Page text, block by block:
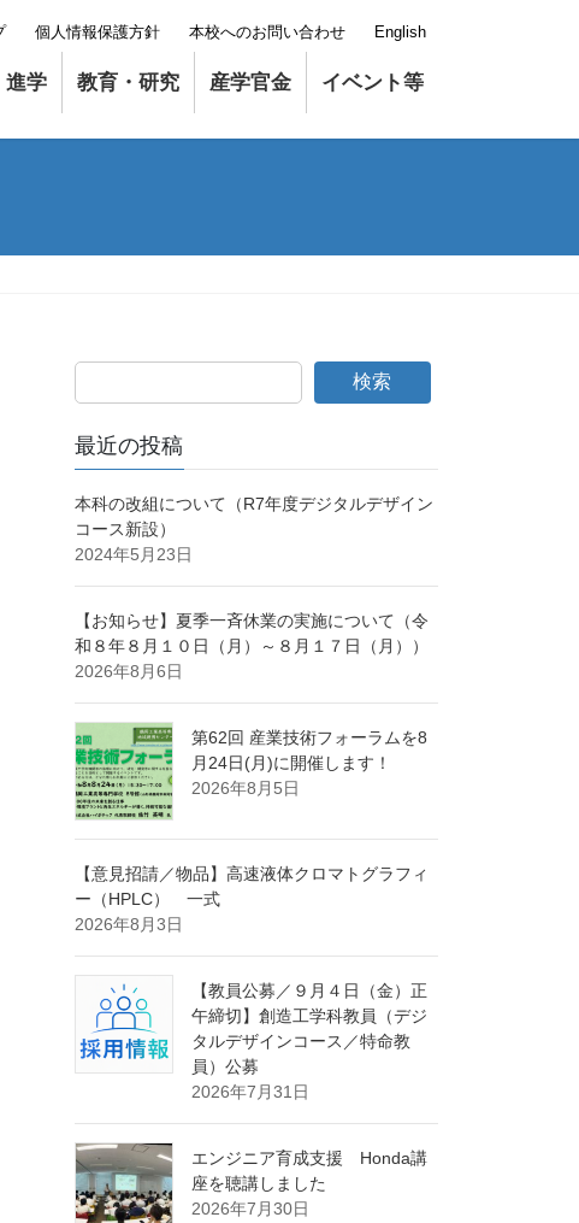
個人情報保護方針 本校へのお問い合わせ English
進学 教育・研究 産学官金 イベント等
検索
最近の投稿
本科の改組について（R7年度デジタルデザイン
コース新設）
2024年5月23日
【お知らせ】夏季一斉休業の実施について（令
和８年８月１０日（月）～８月１７日（月））
2026年8月6日
第62回 産業技術フォーラムを8
月24日(月)に開催します！
2026年8月5日
【意見招請／物品】高速液体クロマトグラフィ
ー（HPLC） 一式
2026年8月3日
【教員公募／９月４日（金）正
午締切】創造工学科教員（デジ
タルデザインコース／特命教
員）公募
2026年7月31日
エンジニア育成支援 Honda講
座を聴講しました
2026年7月30日